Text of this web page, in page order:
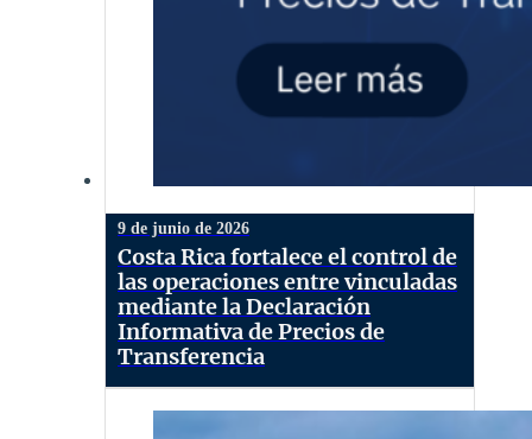
9 de junio de 2026
Costa Rica fortalece el control de
las operaciones entre vinculadas
mediante la Declaración
Informativa de Precios de
Transferencia